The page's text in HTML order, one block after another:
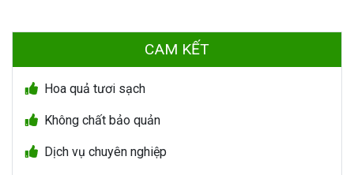
CAM KẾT
Hoa quả tươi sạch
Không chất bảo quản
Dịch vụ chuyên nghiệp